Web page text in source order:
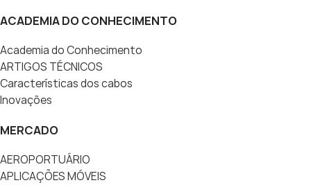
ACADEMIA DO CONHECIMENTO
Academia do Conhecimento
ARTIGOS TÉCNICOS
Características dos cabos
Inovações
MERCADO
AEROPORTUÁRIO
APLICAÇÕES MÓVEIS